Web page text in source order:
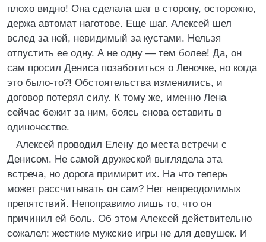
плохо видно! Она сделала шаг в сторону, осторожно,
держа автомат наготове. Еще шаг. Алексей шел
вслед за ней, невидимый за кустами. Нельзя
отпустить ее одну. А не одну — тем более! Да, он
сам просил Дениса позаботиться о Леночке, но когда
это было‑то?! Обстоятельства изменились, и
договор потерял силу. К тому же, именно Лена
сейчас бежит за ним, боясь снова оставить в
одиночестве.
Алексей проводил Елену до места встречи с
Денисом. Не самой дружеской выглядела эта
встреча, но дорога примирит их. На что теперь
может рассчитывать он сам? Нет непреодолимых
препятствий. Непоправимо лишь то, что он
причинил ей боль. Об этом Алексей действительно
сожалел: жесткие мужские игры не для девушек. И